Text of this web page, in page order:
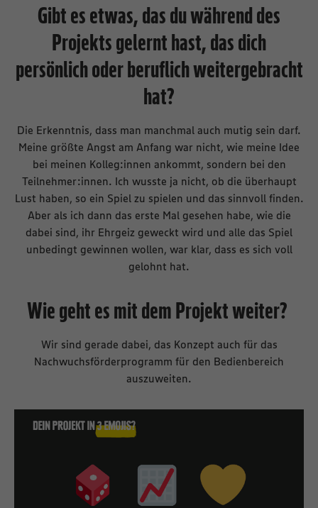
Gibt es etwas, das du während des
Projekts gelernt hast, das dich
persönlich oder beruflich weitergebracht
hat?
Die Erkenntnis, dass man manchmal auch mutig sein darf.
Meine größte Angst am Anfang war nicht, wie meine Idee
bei meinen Kolleg:innen ankommt, sondern bei den
Teilnehmer:innen. Ich wusste ja nicht, ob die überhaupt
Lust haben, so ein Spiel zu spielen und das sinnvoll finden.
Aber als ich dann das erste Mal gesehen habe, wie die
dabei sind, ihr Ehrgeiz geweckt wird und alle das Spiel
unbedingt gewinnen wollen, war klar, dass es sich voll
gelohnt hat.
Wie geht es mit dem Projekt weiter?
Wir sind gerade dabei, das Konzept auch für das
Nachwuchsförderprogramm für den Bedienbereich
auszuweiten.